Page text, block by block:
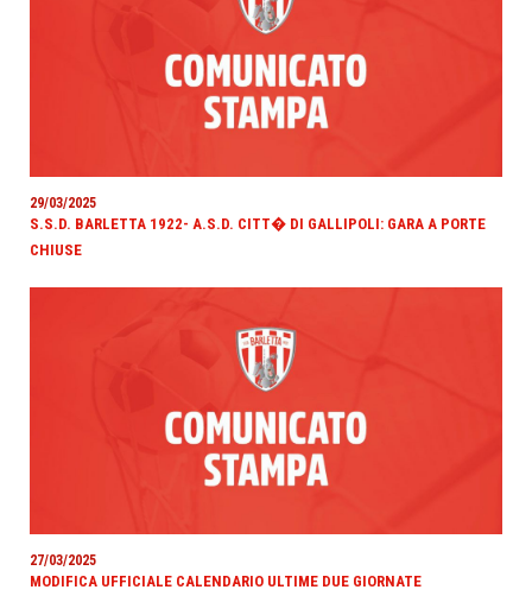
29/03/2025
S.S.D. BARLETTA 1922- A.S.D. CITT� DI GALLIPOLI: GARA A PORTE
CHIUSE
27/03/2025
MODIFICA UFFICIALE CALENDARIO ULTIME DUE GIORNATE